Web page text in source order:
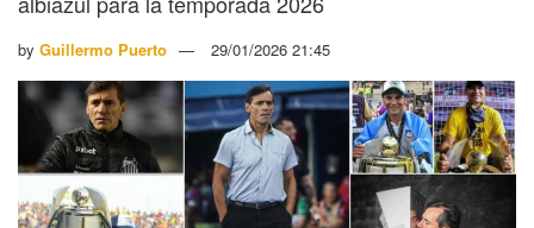
by Guillermo Puerto 29/01/2026 21:45